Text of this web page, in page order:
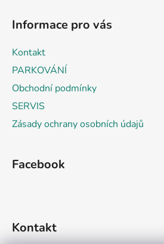
Informace pro vás
Kontakt
PARKOVÁNÍ
Obchodní podmínky
SERVIS
Zásady ochrany osobních údajů
Facebook
Kontakt